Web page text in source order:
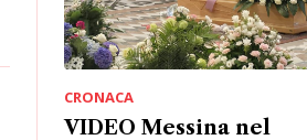
CRONACA
VIDEO Messina nel